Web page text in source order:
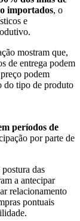
importados, o
e
mostram que,
de entrega podem
podem
do tipo de produto
períodos de
por parte de
das
a antecipar
relacionamento
pontuais